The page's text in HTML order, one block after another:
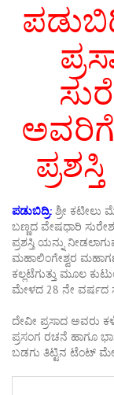
ಪಡುಬಿದ್ರಿ: ಶ್ರೀ ಕಟೀಲು
ಬಣ್ಣದ ವೇಷಧಾರಿ
ಪ್ರಶಸ್ತಿ ಯನ್ನು
ಮಹಾಲಿಂಗೇಶ್ವರ
ಕಲ್ಲಟೆಗುತ್ತು ಮೂಲ
ಮೇಳದ 28 ನೇ
ದೇವೀ ಪ್ರಸಾದ ಅವರು
ಪ್ರಸಂಗ ರಚನೆ ಹಾಗೂ
ಬಡಗು ತಿಟ್ಟಿನ ಟೆಂಟ್